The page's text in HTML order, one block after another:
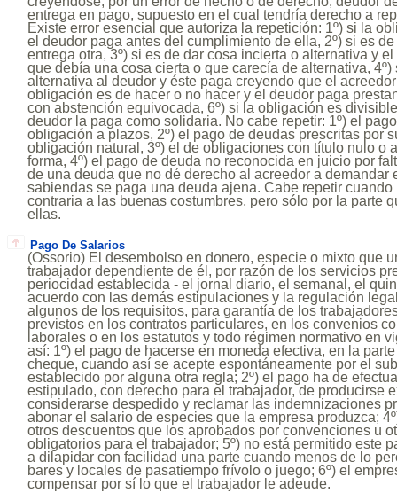
entrega en pago, supuesto en el cual tendría derecho a
Existe error esencial que autoriza la repetición: 1º) si la
el deudor paga antes del cumplimiento de ella, 2º) si es
entrega otra, 3º) si es de dar cosa incierta o alternativa y
que debía una cosa cierta o que carecía de alternativa,
alternativa al deudor y éste paga creyendo que el
obligación es de hacer o no hacer y el deudor paga
con abstención equivocada, 6º) si la obligación es
deudor la paga como solidaria. No cabe repetir: 1º) el
obligación a plazos, 2º) el pago de deudas prescritas por
obligación natural, 3º) el de obligaciones con título nulo o
forma, 4º) el pago de deuda no reconocida en juicio por
de una deuda que no dé derecho al acreedor a demandar
sabiendas se paga una deuda ajena. Cabe repetir
contraria a las buenas costumbres, pero sólo por la parte
ellas.
Pago De Salarios
(Ossorio) El desembolso en donero, especie o mixto que
trabajador dependiente de él, por razón de los servicios
periocidad establecida - el jornal diario, el semanal, el
acuerdo con las demás estipulaciones y la regulación
algunos de los requisitos, para garantía de los
previstos en los contratos particulares, en los convenios
laborales o en los estatutos y todo régimen normativo en
así: 1º) el pago de hacerse en moneda efectiva, en la
cheque, cuando así se acepte espontáneamente por el
establecido por alguna otra regla; 2º) el pago ha de
estipulado, con derecho para el trabajador, de producirse
considerarse despedido y reclamar las indemnizaciones
abonar el salario de especies que la empresa produzca;
otros descuentos que los aprobados por convenciones u
obligatorios para el trabajador; 5º) no está permitido este
a dilapidar con facilidad una parte cuando menos de lo
bares y locales de pasatiempo frívolo o juego; 6º) el
compensar por sí lo que el trabajador le adeude.